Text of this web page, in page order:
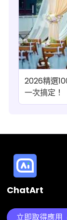
2026精選
一次搞定！
ChatArt
立即取得應用